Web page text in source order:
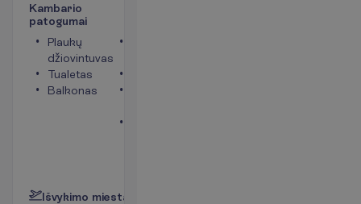
Kambario
patogumai
Plaukų
džiovintuvas
Tualetas
Balkonas
Išvykimo miesta